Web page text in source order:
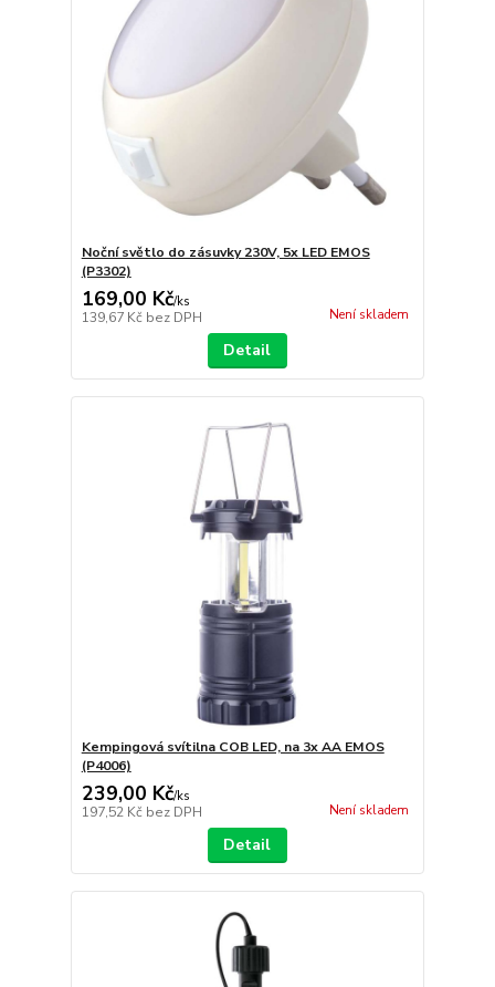
Noční světlo do zásuvky 230V, 5x LED EMOS
(P3302)
169,00 Kč/ks
139,67 Kč bez DPH Není skladem
Detail
Kempingová svítilna COB LED, na 3x AA EMOS
(P4006)
239,00 Kč/ks
197,52 Kč bez DPH Není skladem
Detail